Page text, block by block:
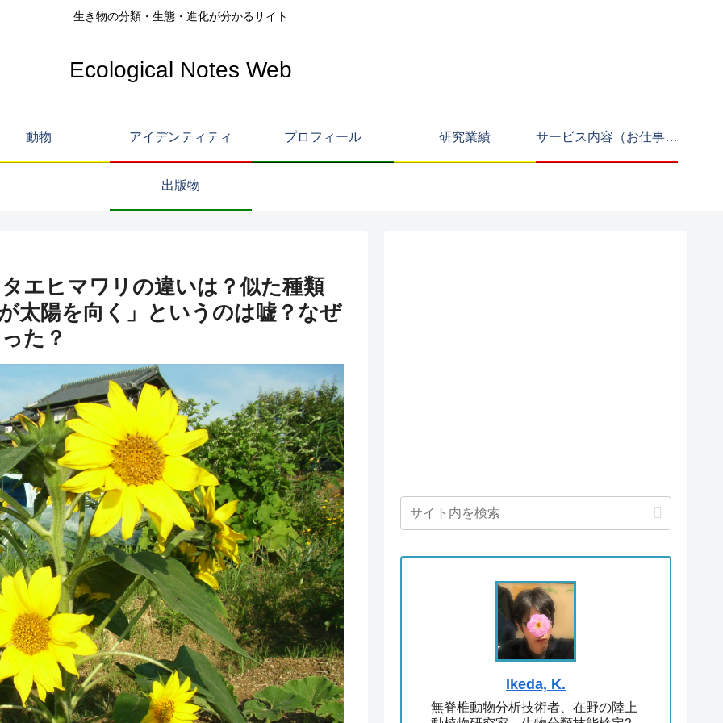
生き物の分類・生態・進化が分かるサイト
Ecological Notes Web
動物 アイデンティティ プロフィール 研究業績 サービス内容（お仕事募集中）
出版物
エヒマワリの違いは？似た種類
太陽を向く」というのは嘘？なぜ
た？
Ikeda, K.
無脊椎動物分析技術者、在野の陸上